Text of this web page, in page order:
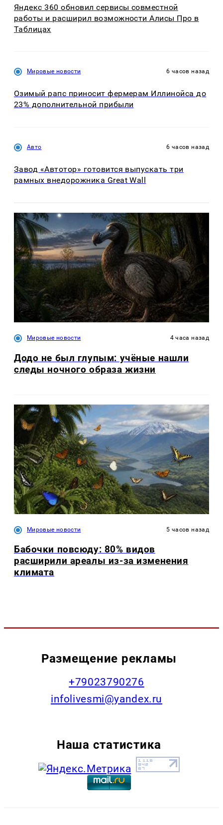
Яндекс 360 обновил сервисы совместной
работы и расширил возможности Алисы Про в
Таблицах
Мировые новости 6 часов назад
Озимый рапс приносит фермерам Иллинойса до
23% дополнительной прибыли
Авто 6 часов назад
Завод «Автотор» готовится выпускать три
рамных внедорожника Great Wall
Мировые новости 4 часа назад
Додо не был глупым: учёные нашли
следы ночного образа жизни
Мировые новости 5 часов назад
Бабочки повсюду: 80% видов
расширили ареалы из-за изменения
климата
Размещение рекламы
+79023790276
infolivesmi@yandex.ru
Наша статистика